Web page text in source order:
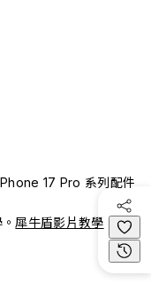
17 Pro 系列配件
犀牛盾影片教學